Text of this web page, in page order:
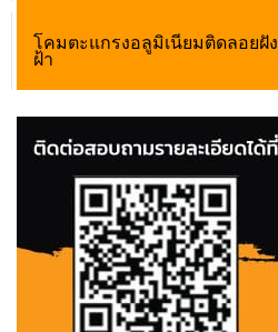
โคมตะแกรงอลูมิเนียมติดลอยฝัง
ฝ้า